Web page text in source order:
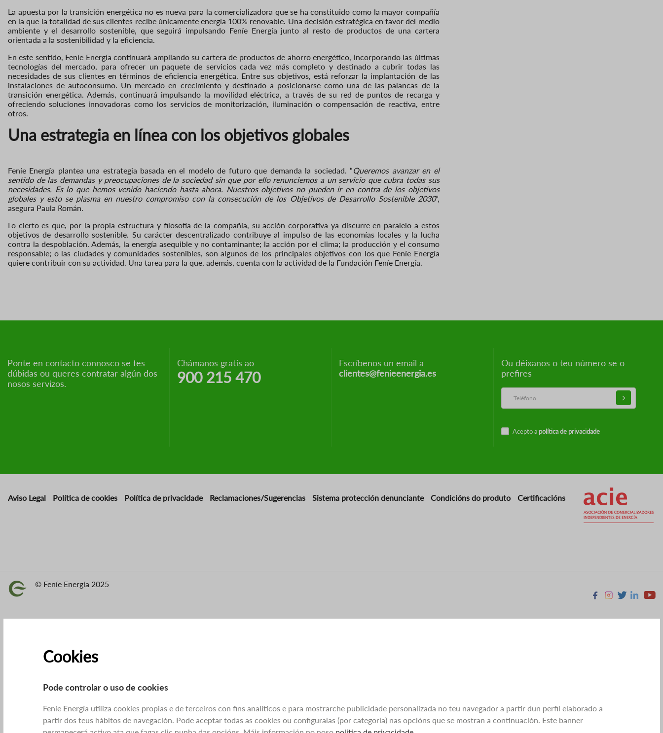
La apuesta por la transición energética no es nueva para la comercializadora que se ha constituido como la mayor compañía
en la que la totalidad de sus clientes recibe únicamente energía 100% renovable. Una decisión estratégica en favor del medio
ambiente y el desarrollo sostenible, que seguirá impulsando Feníe Energía junto al resto de productos de una cartera
orientada a la sostenibilidad y la eficiencia.
En este sentido, Feníe Energía continuará ampliando su cartera de productos de ahorro energético, incorporando las últimas
tecnologías del mercado, para ofrecer un paquete de servicios cada vez más completo y destinado a cubrir todas las
necesidades de sus clientes en términos de eficiencia energética. Entre sus objetivos, está reforzar la implantación de las
instalaciones de autoconsumo. Un mercado en crecimiento y destinado a posicionarse como una de las palancas de la
transición energética. Además, continuará impulsando la movilidad eléctrica, a través de su red de puntos de recarga y
ofreciendo soluciones innovadoras como los servicios de monitorización, iluminación o compensación de reactiva, entre
otros.
Una estrategia en línea con los objetivos globales
Feníe Energía plantea una estrategia basada en el modelo de futuro que demanda la sociedad. “Queremos avanzar en el
sentido de las demandas y preocupaciones de la sociedad sin que por ello renunciemosa un servicio que cubra todas sus
necesidades. Es lo quehemos venido haciendo hasta ahora. Nuestros objetivos no pueden ir en contra de los objetivos
globales y esto se plasma en nuestro compromiso con la consecución de los Objetivos de Desarrollo Sostenible 2030”,
asegura Paula Román.
Lo cierto esque, por la propia estructura y filosofía de la compañía, su acción corporativa ya discurre en paralelo a estos
objetivos de desarrollo sostenible. Su carácter descentralizado contribuye al impulso de las economías locales y la lucha
contra la despoblación. Además, la energía asequible y no contaminante; la acción por el clima; la producción y el consumo
responsable; o las ciudades y comunidades sostenibles, son algunos de los principales objetivos con los que Feníe Energía
quiere contribuir con su actividad. Una tarea para la que, además, cuenta con la actividad de la Fundación Feníe Energía.
Ponte en contacto connosco se tes
dúbidas ou queres contratar algún dos
nosos servizos.
Chámanos gratis ao
900 215 470
Escríbenos un email a
clientes@fenieenergia.es
Ou déixanos o teu número se o
prefires
Acepto a política de privacidade
Aviso Legal Política de cookies Política de privacidade Reclamaciones/Sugerencias Sistema protección denunciante Condicións do produto Certificacións
Imaxe
© Feníe Energía 2025
Facebook
Instagram
X Linkedin
Cookies
Pode controlar o uso de cookies
Feníe Energía utiliza cookies propias e de terceiros con fins analíticos e para mostrarche publicidade personalizada no teu navegador a partir dun perfil elaborado a
partir dos teus hábitos de navegación. Pode aceptar todas as cookies ou configuralas (por categoría) nas opcións que se mostran a continuación. Este banner